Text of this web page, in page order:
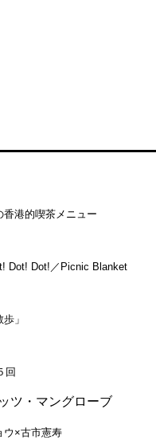
香港的喫茶メニュー
Dot! Dot!／Picnic Blanket
」
回
ツ・マングローブ
×古市憲寿